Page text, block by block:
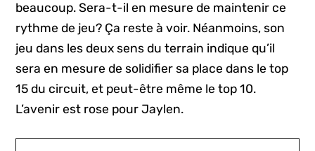
beaucoup. Sera-t-il en mesure de maintenir ce
rythme de jeu? Ça reste à voir. Néanmoins, son
jeu dans les deux sens du terrain indique qu’il
sera en mesure de solidifier sa place dans le top
15 du circuit, et peut-être même le top 10.
L’avenir est rose pour Jaylen.